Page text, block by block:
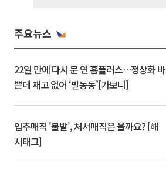
주요뉴스
22일 만에 다시 문 연 홈플러스…정상화 바
쁜데 재고 없어 ‘발동동’[가보니]
입추매직 '불발', 처서매직은 올까요? [해
시태그]